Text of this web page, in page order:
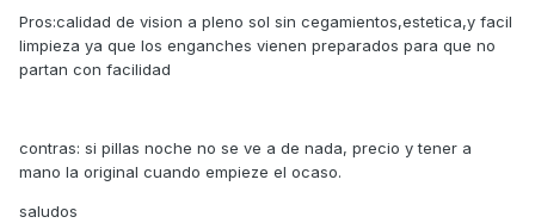
Pros:calidad de vision a pleno sol sin cegamientos,estetica,y facil
limpieza ya que los enganches vienen preparados para que no
partan con facilidad
contras: si pillas noche no se ve a de nada, precio y tener a
mano la original cuando empieze el ocaso.
saludos